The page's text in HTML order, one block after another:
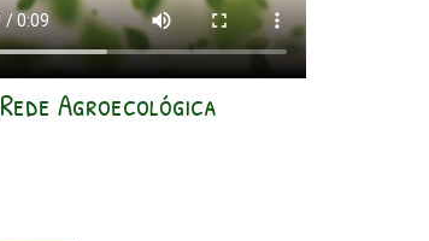
Rede Agroecológica